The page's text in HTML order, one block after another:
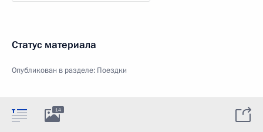
Статус материала
Опубликован в разделе: Поездки
14